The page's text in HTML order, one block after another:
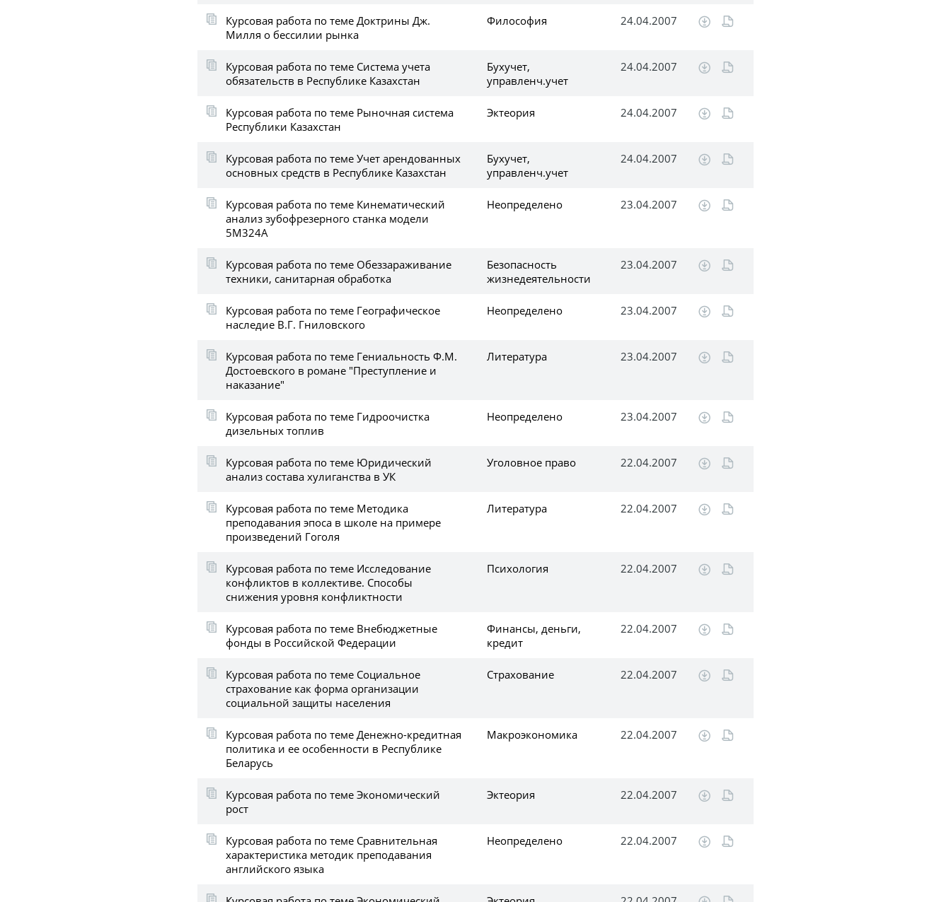
Курсовая работа по теме Доктрины Дж.
Милля о бессилии рынка
Философия 24.04.2007
Курсовая работа по теме Система учета
обязательств в Республике Казахстан
Бухучет,
управленч.учет
24.04.2007
Курсовая работа по теме Рыночная система
Республики Казахстан
Эктеория 24.04.2007
Курсовая работа по теме Учет арендованных
основных средств в Республике Казахстан
Бухучет,
управленч.учет
24.04.2007
Курсовая работа по теме Кинематический
анализ зубофрезерного станка модели
5М324А
Неопределено 23.04.2007
Курсовая работа по теме Обеззараживание
техники, санитарная обработка
Безопасность
жизнедеятельности
23.04.2007
Курсовая работа по теме Географическое
наследие В.Г. Гниловского
Неопределено 23.04.2007
Курсовая работа по теме Гениальность Ф.М.
Достоевского в романе "Преступление и
наказание"
Литература 23.04.2007
Курсовая работа по теме Гидроочистка
дизельных топлив
Неопределено 23.04.2007
Курсовая работа по теме Юридический
анализ состава хулиганства в УК
Уголовное право 22.04.2007
Курсовая работа по теме Методика
преподавания эпоса в школе на примере
произведений Гоголя
Литература 22.04.2007
Курсовая работа по теме Исследование
конфликтов в коллективе. Способы
снижения уровня конфликтности
Психология 22.04.2007
Курсовая работа по теме Внебюджетные
фонды в Российской Федерации
Финансы, деньги,
кредит
22.04.2007
Курсовая работа по теме Социальное
страхование как форма организации
социальной защиты населения
Страхование 22.04.2007
Курсовая работа по теме Денежно-кредитная
политика и ее особенности в Республике
Беларусь
Макроэкономика 22.04.2007
Курсовая работа по теме Экономический
рост
Эктеория 22.04.2007
Курсовая работа по теме Сравнительная
характеристика методик преподавания
английского языка
Неопределено 22.04.2007